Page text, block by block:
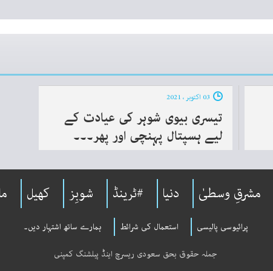
تیسری بیوی شوہر کی عیادت کے
لیے ہسپتال پہنچی اور پھر۔۔۔
مشرقِ وسطیٰ دنیا #ٹرینڈ شوبِز کھیل
پرائیوسی پالیسی استعمال کی شرائط ہمارے ساتھ اشتہار دیں۔
جملہ حقوق بحق سعودی ریسرچ اینڈ پبلشنگ کمپنی